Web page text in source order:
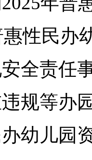
性民办
全责任
规等办
幼儿园